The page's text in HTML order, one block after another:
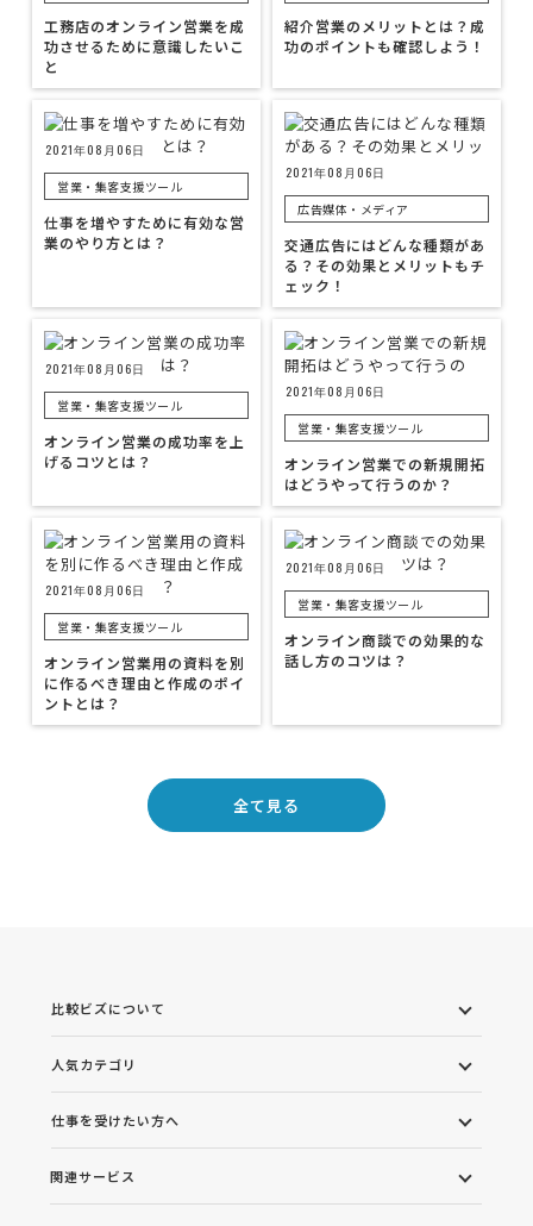
工務店のオンライン営業を成
功させるために意識したいこ
と
紹介営業のメリットとは？成
功のポイントも確認しよう！
2021年08月06日
営業・集客支援ツール
仕事を増やすために有効な営
業のやり方とは？
2021年08月06日
広告媒体・メディア
交通広告にはどんな種類があ
る？その効果とメリットもチ
ェック！
2021年08月06日
営業・集客支援ツール
オンライン営業の成功率を上
げるコツとは？
2021年08月06日
営業・集客支援ツール
オンライン営業での新規開拓
はどうやって行うのか？
2021年08月06日
営業・集客支援ツール
オンライン営業用の資料を別
に作るべき理由と作成のポイ
ントとは？
2021年08月06日
営業・集客支援ツール
オンライン商談での効果的な
話し方のコツは？
全て見る
比較ビズについて
人気カテゴリ
仕事を受けたい方へ
関連サービス